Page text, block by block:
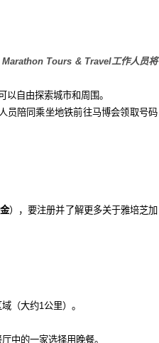
Tours & Travel工作人员将
自由探索城市和周围。
员陪同乘坐地铁前往马博会领取号码
），要注册并了解更多关于雅培芝加
域（大约1公里）。
中的一家选择用晚餐。